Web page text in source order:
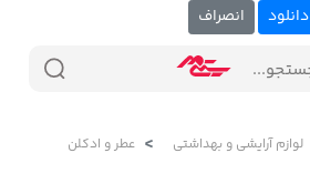
دانلود انصراف
لوازم آرایشی و بهداشتی
عطر و ادکلن